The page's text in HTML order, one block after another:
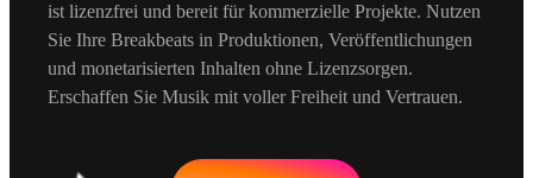
ist lizenzfrei und bereit für kommerzielle Projekte. Nutzen
Sie Ihre Breakbeats in Produktionen, Veröffentlichungen
und monetarisierten Inhalten ohne Lizenzsorgen.
Erschaffen Sie Musik mit voller Freiheit und Vertrauen.